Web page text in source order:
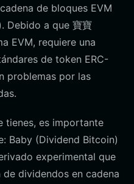
de bloques EVM
Debido a que 寶寶
EVM, requiere una
de token ERC-
problemas por las
tienes, es importante
Baby (Dividend Bitcoin)
experimental que
dividendos en cadena